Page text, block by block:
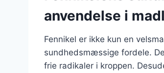
anvendelse i
Fennikel er ikke kun en
sundhedsmæssige fordele.
frie radikaler i kroppen.